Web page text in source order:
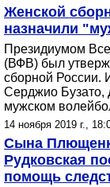
Женской
назначили
Президиумом
(ВФВ) был
сборной России.
Серджио Бузато,
мужском
14 ноября 2019 г.,
Сына
Рудковская
помощь